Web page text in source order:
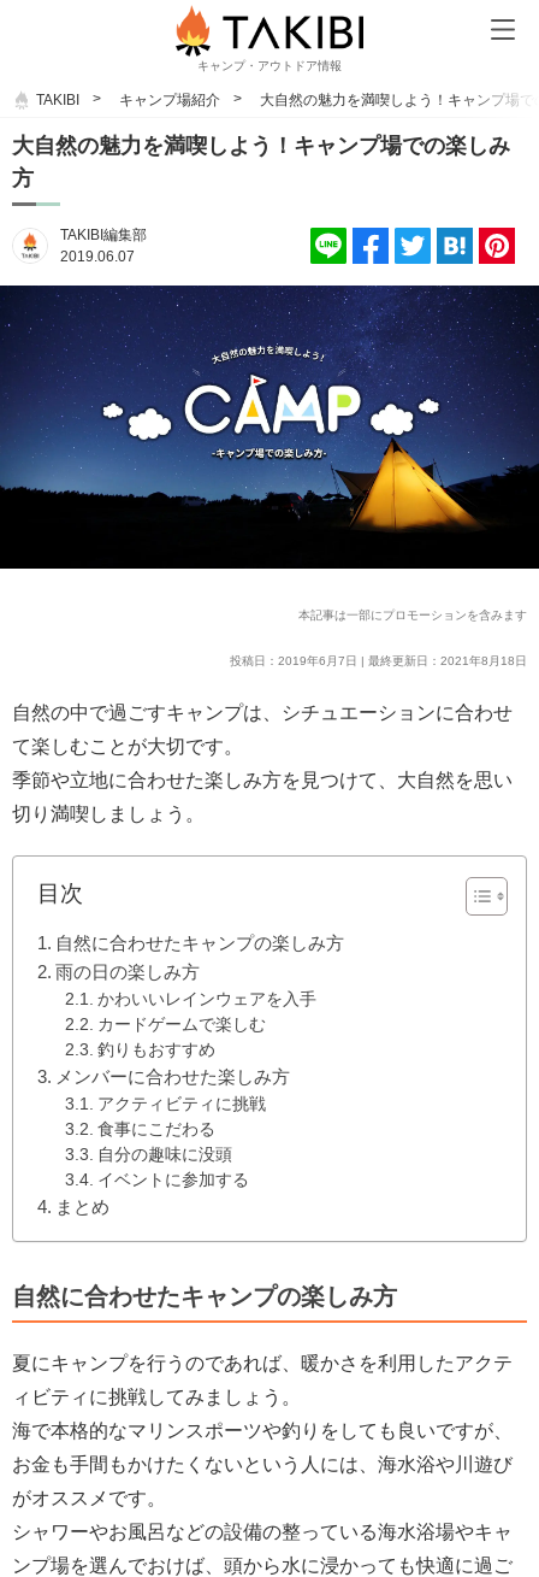
キャンプ・アウトドア情報
TAKIBI キャンプ場紹介 大自然の魅力を満喫しよう！キャンプ場で
大自然の魅力を満喫しよう！キャンプ場での楽しみ
方
TAKIBI編集部
2019.06.07
本記事は一部にプロモーションを含みます
投稿日：2019年6月7日 | 最終更新日：2021年8月18日
自然の中で過ごすキャンプは、シチュエーションに合わせ
て楽しむことが大切です。
季節や立地に合わせた楽しみ方を見つけて、大自然を思い
切り満喫しましょう。
目次
自然に合わせたキャンプの楽しみ方
雨の日の楽しみ方
かわいいレインウェアを入手
カードゲームで楽しむ
釣りもおすすめ
メンバーに合わせた楽しみ方
アクティビティに挑戦
食事にこだわる
自分の趣味に没頭
イベントに参加する
まとめ
自然に合わせたキャンプの楽しみ方
夏にキャンプを行うのであれば、暖かさを利用したアクテ
ィビティに挑戦してみましょう。
海で本格的なマリンスポーツや釣りをしても良いですが、
お金も手間もかけたくないという人には、海水浴や川遊び
がオススメです。
シャワーやお風呂などの設備の整っている海水浴場やキャ
ンプ場を選んでおけば、頭から水に浸かっても快適に過ご